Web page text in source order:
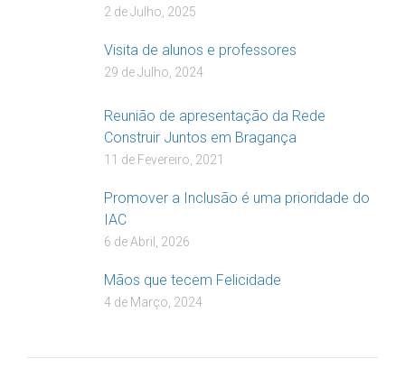
2 de Julho, 2025
Visita de alunos e professores
29 de Julho, 2024
Reunião de apresentação da Rede
Construir Juntos em Bragança
11 de Fevereiro, 2021
Promover a Inclusão é uma prioridade do
IAC
6 de Abril, 2026
Mãos que tecem Felicidade
4 de Março, 2024